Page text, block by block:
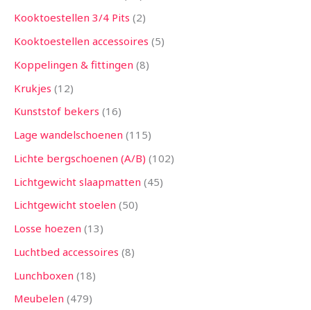
Kooktoestellen 3/4 Pits 2
Kooktoestellen accessoires 5
Koppelingen & fittingen 8
Krukjes 12
Kunststof bekers 16
Lage wandelschoenen 115
Lichte bergschoenen (A/B) 102
Lichtgewicht slaapmatten 45
Lichtgewicht stoelen 50
Losse hoezen 13
Luchtbed accessoires 8
Lunchboxen 18
Meubelen 479